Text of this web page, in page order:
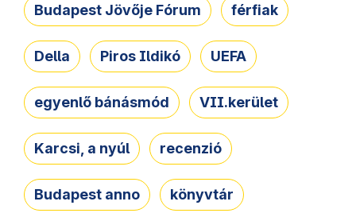
Budapest Jövője Fórum férfiak
Della Piros Ildikó UEFA
egyenlő bánásmód VII.kerület
Karcsi, a nyúl recenzió
Budapest anno könyvtár